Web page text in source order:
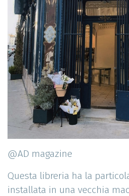
@AD magazine
Questa libreria ha la
installata in una vecchia